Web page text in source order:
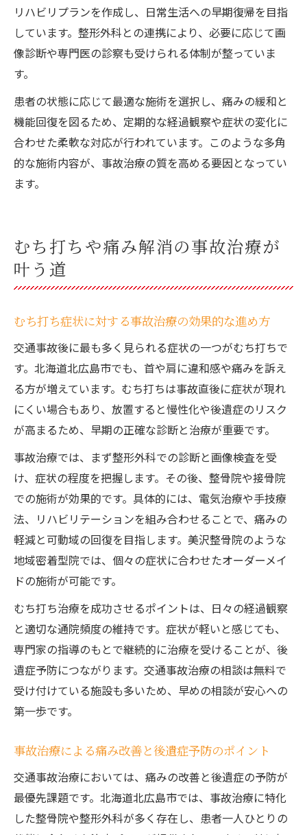
リハビリプランを作成し、日常生活への早期復帰を目指
しています。整形外科との連携により、必要に応じて画
像診断や専門医の診察も受けられる体制が整っていま
す。
患者の状態に応じて最適な施術を選択し、痛みの緩和と
機能回復を図るため、定期的な経過観察や症状の変化に
合わせた柔軟な対応が行われています。このような多角
的な施術内容が、事故治療の質を高める要因となってい
ます。
むち打ちや痛み解消の事故治療が
叶う道
むち打ち症状に対する事故治療の効果的な進め方
交通事故後に最も多く見られる症状の一つがむち打ちで
す。北海道北広島市でも、首や肩に違和感や痛みを訴え
る方が増えています。むち打ちは事故直後に症状が現れ
にくい場合もあり、放置すると慢性化や後遺症のリスク
が高まるため、早期の正確な診断と治療が重要です。
事故治療では、まず整形外科での診断と画像検査を受
け、症状の程度を把握します。その後、整骨院や接骨院
での施術が効果的です。具体的には、電気治療や手技療
法、リハビリテーションを組み合わせることで、痛みの
軽減と可動域の回復を目指します。美沢整骨院のような
地域密着型院では、個々の症状に合わせたオーダーメイ
ドの施術が可能です。
むち打ち治療を成功させるポイントは、日々の経過観察
と適切な通院頻度の維持です。症状が軽いと感じても、
専門家の指導のもとで継続的に治療を受けることが、後
遺症予防につながります。交通事故治療の相談は無料で
受け付けている施設も多いため、早めの相談が安心への
第一歩です。
事故治療による痛み改善と後遺症予防のポイント
交通事故治療においては、痛みの改善と後遺症の予防が
最優先課題です。北海道北広島市では、事故治療に特化
した整骨院や整形外科が多く存在し、患者一人ひとりの